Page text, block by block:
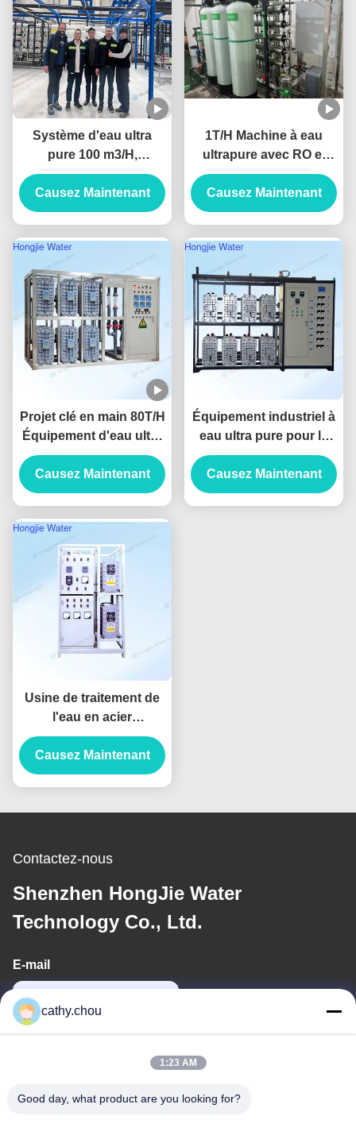
Système d'eau ultra
pure 100 m3/H,
purificateur d'eau
industriel avec unités
UF+RO+EDI
Causez Maintenant
1T/H Machine à eau
ultrapure avec RO et
EDI
Causez Maintenant
Projet clé en main 80T/H
Équipement d'eau ultra
pure pour le nettoyage
des panneaux
d'affichage
Causez Maintenant
Équipement industriel à
eau ultra pure pour la
lithographie
Causez Maintenant
Usine de traitement de
l'eau en acier
inoxydable 316, 30
tonnes/heure, systèmes
d'eau ultrapure
Causez Maintenant
Contactez-nous
Shenzhen HongJie Water
Technology Co., Ltd.
E-mail
cathy.chou
1:23 AM
Good day, what product are you looking for?